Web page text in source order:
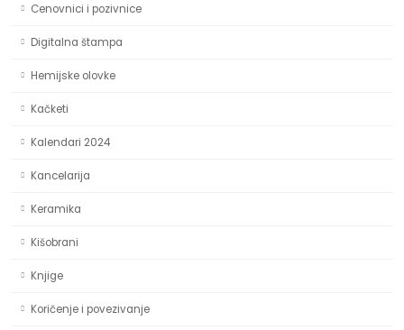
Cenovnici i pozivnice
Digitalna štampa
Hemijske olovke
Kačketi
Kalendari 2024
Kancelarija
Keramika
Kišobrani
Knjige
Koričenje i povezivanje